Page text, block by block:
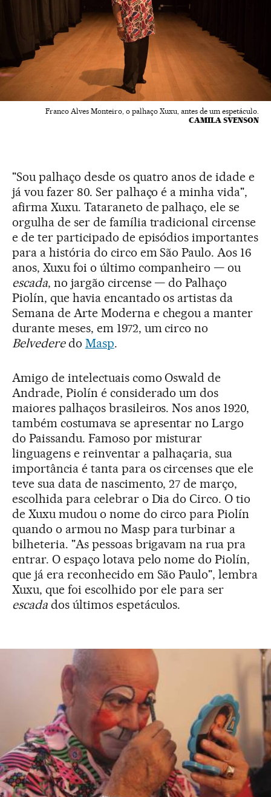
Franco Alves Monteiro, o palhaço Xuxu, antes de um espetáculo.
CAMILA SVENSON
"Sou palhaço desde os quatro anos de idade e
já vou fazer 80. Ser palhaço é a minha vida",
afirma Xuxu. Tataraneto de palhaço, ele se
orgulha de ser de família tradicional circense
e de ter participado de episódios importantes
para a história do circo em São Paulo. Aos 16
anos, Xuxu foi o último companheiro — ou
escada, no jargão circense — do Palhaço
Piolín, que havia encantado os artistas da
Semana de Arte Moderna e chegou a manter
durante meses, em 1972, um circo no
Belvederedo Masp.
Amigo de intelectuais como Oswald de
Andrade, Piolín é considerado um dos
maiores palhaços brasileiros. Nos anos 1920,
também costumava se apresentar no Largo
do Paissandu. Famoso por misturar
linguagens e reinventar a palhaçaria, sua
importância é tanta para os circenses que ele
teve sua data de nascimento, 27 de março,
escolhida para celebrar o Dia do Circo. O tio
de Xuxu mudou o nome do circo para Piolín
quando o armou no Masp para turbinar a
bilheteria. "As pessoas brigavam na rua pra
entrar. O espaço lotava pelo nome do Piolín,
que já era reconhecido em São Paulo", lembra
Xuxu, que foi escolhido por ele para ser
escadados últimos espetáculos.